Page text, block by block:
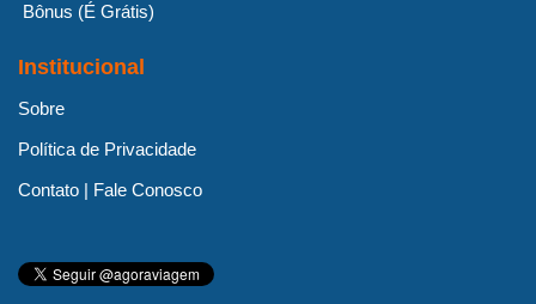
Bônus (É Grátis)
Institucional
Sobre
Política de Privacidade
Contato | Fale Conosco